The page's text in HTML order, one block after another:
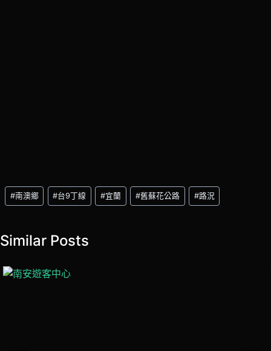
Post
Tags:
#南澳鄉 #台9丁線 #宜蘭 #舊蘇花公路 #路況
Similar Posts